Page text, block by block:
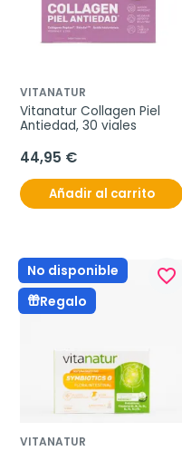
VITANATUR
Vitanatur Collagen Piel
Antiedad, 30 viales
44,95 €
Añadir al carrito
No disponible
Regalo
favorite_border
VITANATUR